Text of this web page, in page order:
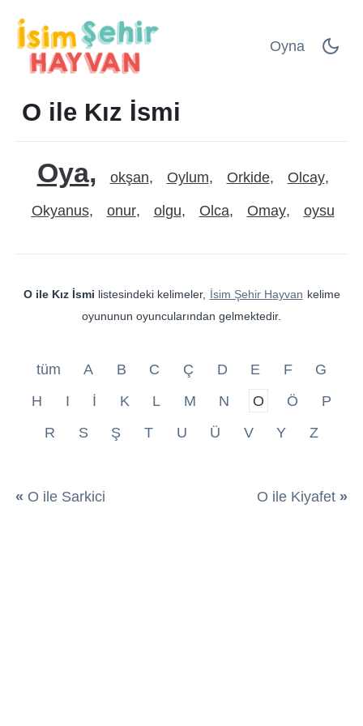
Oyna
O ile Kız İsmi
Oya okşan Oylum Orkide Olcay
Okyanus onur olgu Olca Omay oysu
O ile Kız İsmi listesindeki kelimeler, İsim Şehir Hayvan kelime
oyununun oyuncularından gelmektedir.
tüm A B C Ç D E F
G
H
I İ K L M N O Ö
P
R
S Ş T U Ü V Y Z
« O ile Sarkici O ile Kiyafet »